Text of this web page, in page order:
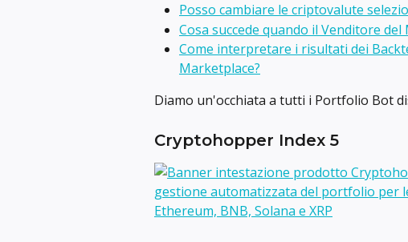
Posso cambiare le criptovalute
Cosa succede quando il Venditore
Come interpretare i risultati dei
Marketplace?
Diamo un'occhiata a tutti i Portfolio Bot
Cryptohopper Index 5